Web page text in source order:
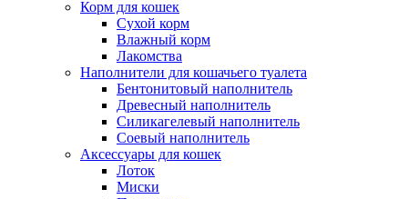
Корм для кошек
Сухой корм
Влажный корм
Лакомства
Наполнители для кошачьего туалета
Бентонитовый наполнитель
Древесный наполнитель
Силикагелевый наполнитель
Соевый наполнитель
Аксессуары для кошек
Лоток
Миски